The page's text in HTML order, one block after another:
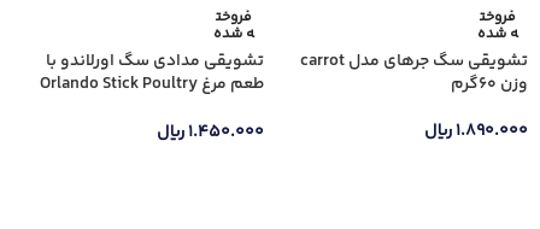
فروخت
ه شده
تشویقی سگ جرهای مدل carrot
وزن 60گرم
۱.۸۹۰.۰۰۰ریال
فروخت
ه شده
تشویقی مدادی سگ اورلاندو با
طعم مرغ Orlando Stick Poultry
۱.۴۵۰.۰۰۰ریال